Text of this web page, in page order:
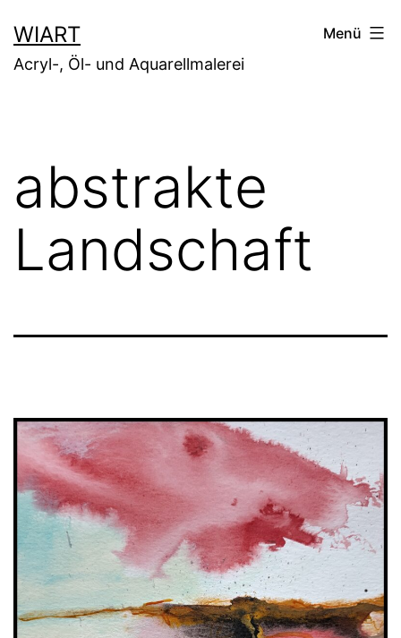
Inhalt
springen
WIART
Acryl-, Öl- und Aquarellmalerei
Menü
abstrakte
Landschaft